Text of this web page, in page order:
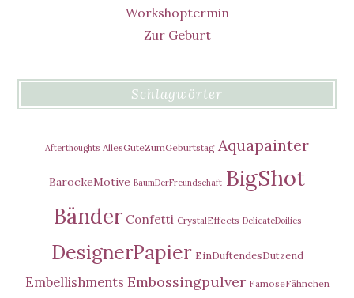
Workshoptermin
Zur Geburt
Schlagwörter
Afterthoughts AllesGuteZumGeburtstag Aquapainter
BarockeMotive BaumDerFreundschaft BigShot
Bänder Confetti CrystalEffects DelicateDoilies
DesignerPapier EinDuftendesDutzend
Embellishments Embossingpulver FamoseFähnchen